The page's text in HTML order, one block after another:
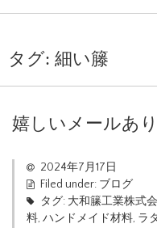
タグ: 細い籐
嬉しいメールあ
2024年7月17日
Filed under: ブログ
タグ: 大和籘工業株式
料, ハンドメイド材料, ラ